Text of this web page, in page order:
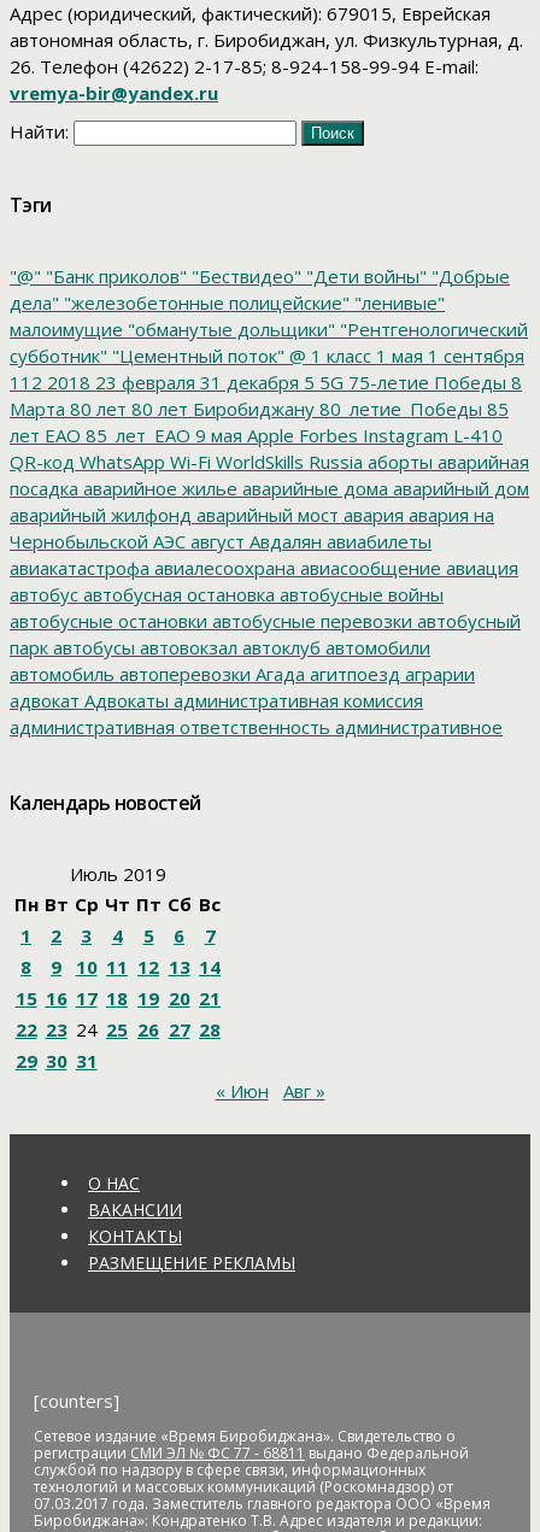
Адрес (юридический, фактический): 679015, Еврейская
автономная область, г. Биробиджан, ул. Физкультурная, д.
26. Телефон (42622) 2-17-85; 8-924-158-99-94 E-mail:
vremya-bir@yandex.ru
Найти:
Тэги
"@" "Банк приколов" "Бествидео" "Дети войны" "Добрые
дела" "железобетонные полицейские" "ленивые"
малоимущие "обманутые дольщики" "Рентгенологический
субботник" "Цементный поток" @ 1 класс 1 мая 1 сентября
112 2018 23 февраля 31 декабря 5 5G 75-летие Победы 8
Марта 80 лет 80 лет Биробиджану 80_летие_Победы 85
лет ЕАО 85_лет_ЕАО 9 мая Apple Forbes Instagram L-410
QR-код WhatsApp Wi-Fi WorldSkills Russia аборты аварийная
посадка аварийное жилье аварийные дома аварийный дом
аварийный жилфонд аварийный мост авария авария на
Чернобыльской АЭС август Авдалян авиабилеты
авиакатастрофа авиалесоохрана авиасообщение авиация
автобус автобусная остановка автобусные войны
автобусные остановки автобусные перевозки автобусный
парк автобусы автовокзал автоклуб автомобили
автомобиль автоперевозки Агада агитпоезд аграрии
адвокат Адвокаты административная комиссия
административная ответственность административное
БуксманАлександр Винников
Александр Соловьев
Филиппова Алексей Корниенко
Алексей ХозяйскийАлексей Черный
Алисаалкоголизация Алкоголь
аллергияальманахАмур
Анатолий СкоробогатовАнгелы мира
Андрей Голубь
аномальное потеплениеанонимные звонки
безопасностьантитеррористическая комиссия
антитеррористические учения
апелляцияаппарат видеофиксации
АрашуковАрбатАрена аренда земли
Артём АкименкоАртём КуликовАрхангельскархив
Банк Россиибанки
банковские_картыбанковский роумингбанкротство
барельеф баскетболБастакБастрыкинбатутБедность
бездомныебездомные животныебезналичные платежи
Безопасное колесо-2019безопасностьБезопасные и
Календарь новостей
Июль 2019
Пн Вт Ср Чт Пт Сб Вс
1
2 3 4 5 6
7
8
9 10 11 12 13 14
15 16 17 18 19 20 21
22 23 24 25 26 27 28
29 30 31
« Июн
Авг »
О НАС
ВАКАНСИИ
КОНТАКТЫ
РАЗМЕЩЕНИЕ РЕКЛАМЫ
[counters]
Сетевое издание «Время Биробиджана». Свидетельство о
регистрации СМИ ЭЛ № ФС 77 - 68811 выдано Федеральной
службой по надзору в сфере связи, информационных
технологий и массовых коммуникаций (Роскомнадзор) от
07.03.2017 года. Заместитель главного редактора ООО «Время
Биробиджана»: Кондратенко Т.В. Адрес издателя и редакции: